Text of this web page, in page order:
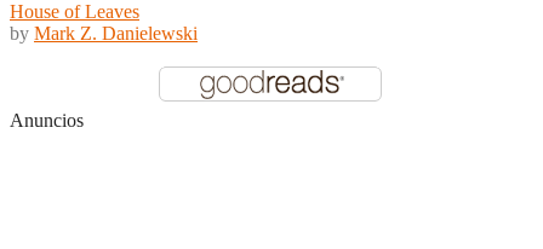
House of Leaves
by Mark Z. Danielewski
Anuncios